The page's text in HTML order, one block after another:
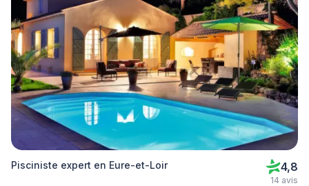
Pisciniste expert en Eure-et-Loir 4,8
14 avis